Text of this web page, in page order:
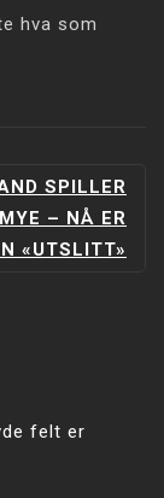
hva som
SPILLER
– NÅ ER
«UTSLITT»
felt er